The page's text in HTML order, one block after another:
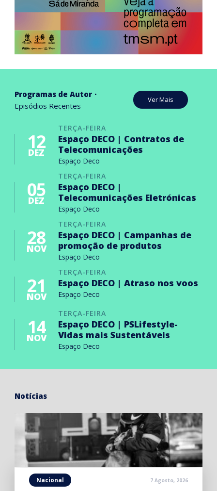
Programas de Autor
Episódios Recentes
Ver Mais
TERÇA-FEIRA
12
DEZ
Espaço DECO | Contratos de
Telecomunicações
Espaço Deco
TERÇA-FEIRA
05
DEZ
Espaço DECO |
Telecomunicações Eletrónicas
Espaço Deco
TERÇA-FEIRA
28
NOV
Espaço DECO | Campanhas de
promoção de produtos
Espaço Deco
TERÇA-FEIRA
21
NOV
Espaço DECO | Atraso nos voos
Espaço Deco
TERÇA-FEIRA
14
NOV
Espaço DECO | PSLifestyle-
Vidas mais Sustentáveis
Espaço Deco
Notícias
Nacional 7 Agosto, 2026